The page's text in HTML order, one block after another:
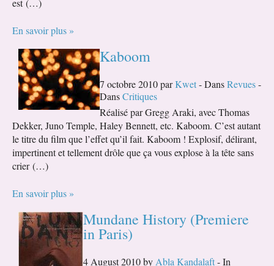
est (…)
En savoir plus »
Kaboom
7 octobre 2010 parKwet- DansRevues-
DansCritiques
Réalisé par Gregg Araki, avec Thomas
Dekker, Juno Temple, Haley Bennett, etc. Kaboom. C’est autant
le titre du film que l’effet qu’il fait. Kaboom ! Explosif, délirant,
impertinent et tellement drôle que ça vous explose à la tête sans
crier (…)
En savoir plus »
Mundane History (Premiere
in Paris)
4 August 2010 by Abla Kandalaft- In